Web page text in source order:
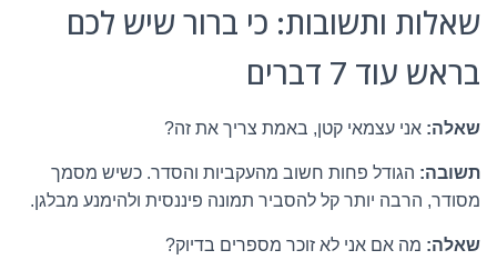
שאלות ותשובות: כי ברור שיש לכם
בראש עוד 7 דברים
שאלה: אני עצמאי קטן, באמת צריך את זה?
תשובה: הגודל פחות חשוב מהעקביות והסדר. כשיש מסמך
מסודר, הרבה יותר קל להסביר תמונה פיננסית ולהימנע מבלגן.
שאלה: מה אם אני לא זוכר מספרים בדיוק?